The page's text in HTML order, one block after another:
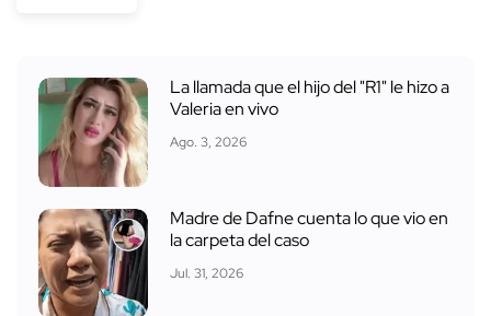
La llamada que el hijo del "R1" le hizo a
Valeria en vivo
Ago. 3, 2026
Madre de Dafne cuenta lo que vio en
la carpeta del caso
Jul. 31, 2026